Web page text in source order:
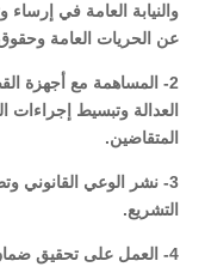
والنيابة العامة في إرساء
عن الحريات العامة
2- المساهمة مع أجهزة
العدالة وتبسيط إجراءات
المتقاضين.
3- نشر الوعي القانوني
التشريع.
4- العمل على تحقيق ضمان حرية ممارسة المهنة لتحقيق العدالة.